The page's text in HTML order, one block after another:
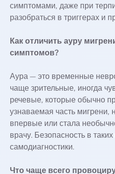
симптомами, даже при
разобраться в триггерах и
Как отличить ауру
симптомов?
Аура — это временные
чаще зрительные, иногда
речевые, которые обычно
узнаваемая часть мигрени,
впервые или стала
врачу. Безопасность в
самодиагностики.
Что чаще всего